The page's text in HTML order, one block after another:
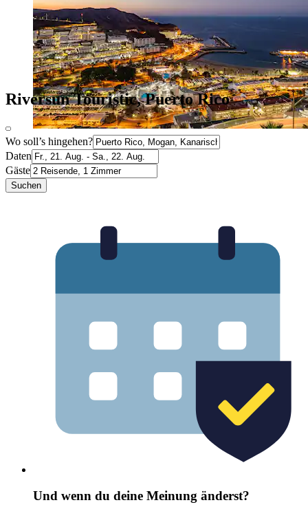
Riversun Touristic, Puerto Rico
Wo soll’s hingehen?
Daten
Gäste
Suchen
Und wenn du deine Meinung änderst?